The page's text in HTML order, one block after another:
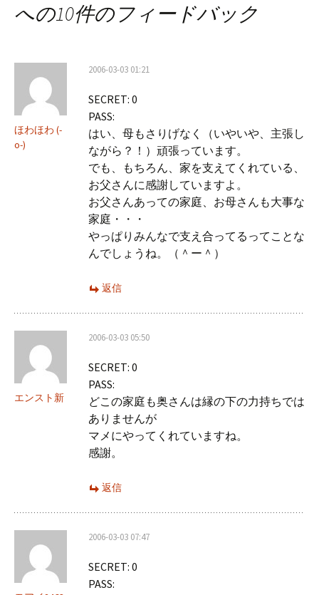
ゲ
ン
への10件のフィードバック
ほわほわ (-
o-)
2006-03-03 01:21
SECRET: 0
PASS:
はい、母もさりげなく（いやいや、主張し
ながら？！）頑張っています。
でも、もちろん、家を支えてくれている、
お父さんに感謝していますよ。
お父さんあっての家庭、お母さんも大事な
家庭・・・
やっぱりみんなで支え合ってるってことな
んでしょうね。（＾ー＾）
返信
エンスト新
2006-03-03 05:50
SECRET: 0
PASS:
どこの家庭も奥さんは縁の下の力持ちでは
ありませんが
マメにやってくれていますね。
感謝。
返信
2006-03-03 07:47
SECRET: 0
PASS: